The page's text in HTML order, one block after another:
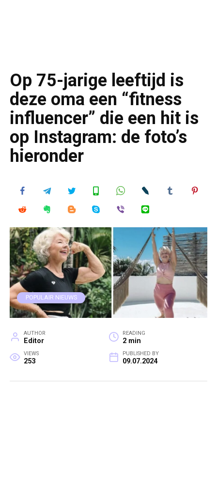
Op 75-jarige leeftijd is
deze oma een “fitness
influencer” die een hit is
op Instagram: de foto’s
hieronder
POPULAIR NIEUWS
AUTHOR
Editor
READING
2 min
VIEWS
253
PUBLISHED BY
09.07.2024